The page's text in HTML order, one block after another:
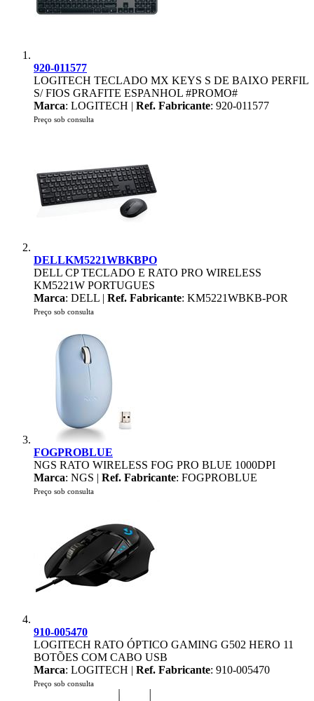
920-011577
LOGITECH TECLADO MX KEYS S DE BAIXO PERFIL
S/ FIOS GRAFITE ESPANHOL #PROMO#
Marca: LOGITECH | Ref. Fabricante: 920-011577
Preço sob consulta
DELLKM5221WBKBPO
DELL CP TECLADO E RATO PRO WIRELESS
KM5221W PORTUGUES
Marca: DELL | Ref. Fabricante: KM5221WBKB-POR
Preço sob consulta
FOGPROBLUE
NGS RATO WIRELESS FOG PRO BLUE 1000DPI
Marca: NGS | Ref. Fabricante: FOGPROBLUE
Preço sob consulta
910-005470
LOGITECH RATO ÓPTICO GAMING G502 HERO 11
BOTÕES COM CABO USB
Marca: LOGITECH | Ref. Fabricante: 910-005470
Preço sob consulta